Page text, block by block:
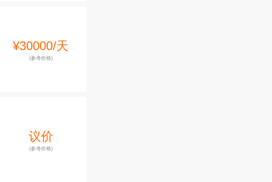
¥30000/天
(参考价格)
议价
(参考价格)